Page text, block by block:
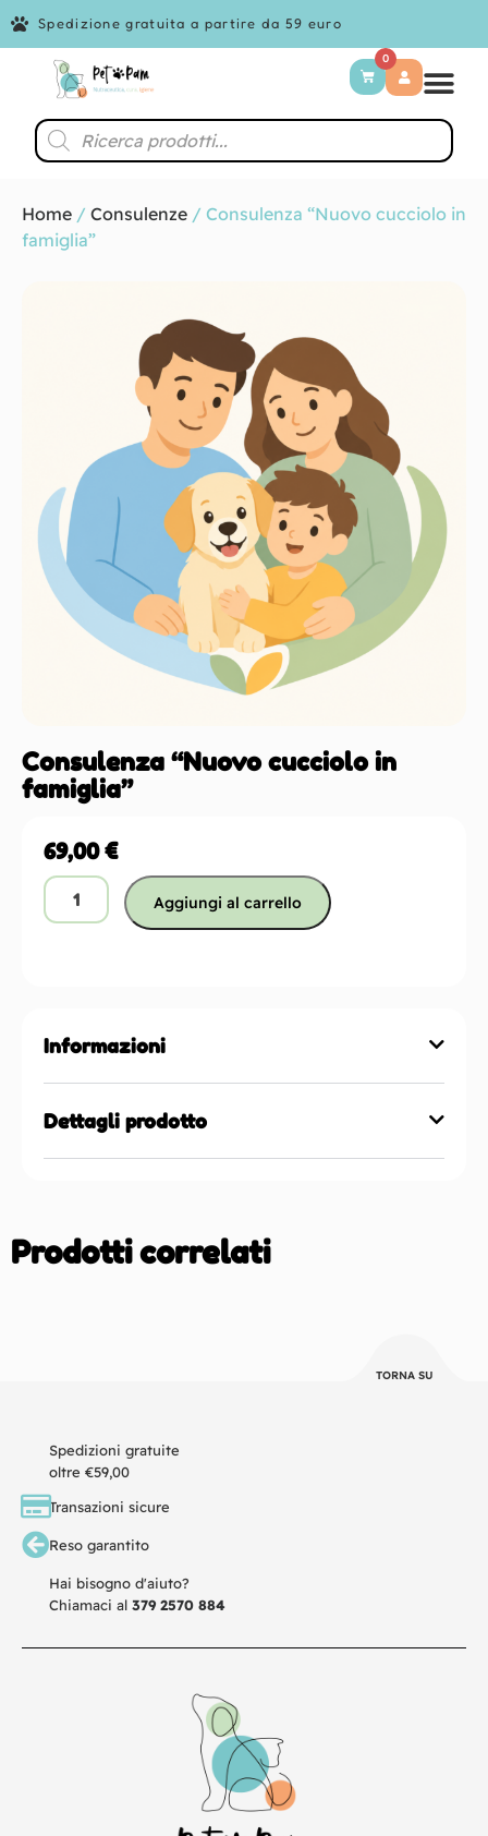
Spedizione gratuita a partire da 59 euro
0
Home / Consulenze / Consulenza “Nuovo cucciolo in
famiglia”
Consulenza “Nuovo cucciolo in
famiglia”
69,00€
Aggiungi al carrello
Informazioni
Dettagli prodotto
Prodotti correlati
TORNA SU
Spedizioni gratuite
oltre €59,00
Transazioni sicure
Reso garantito
Hai bisogno d'aiuto?
Chiamaci al 379 2570 884